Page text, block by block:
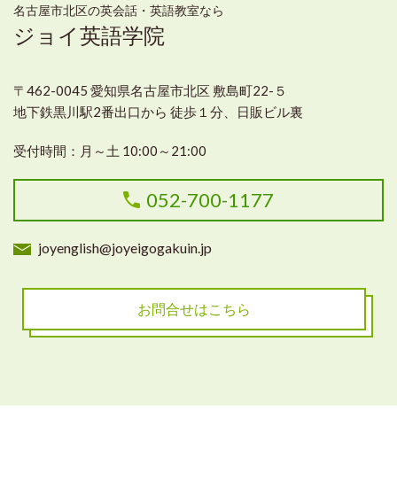
名古屋市北区の英会話・英語教室なら
ジョイ英語学院
〒462-0045 愛知県名古屋市北区 敷島町22-５
地下鉄黒川駅2番出口から 徒歩１分、日販ビル裏
受付時間：月～土 10:00～21:00
052-700-1177
joyenglish@joyeigogakuin.jp
お問合せはこちら